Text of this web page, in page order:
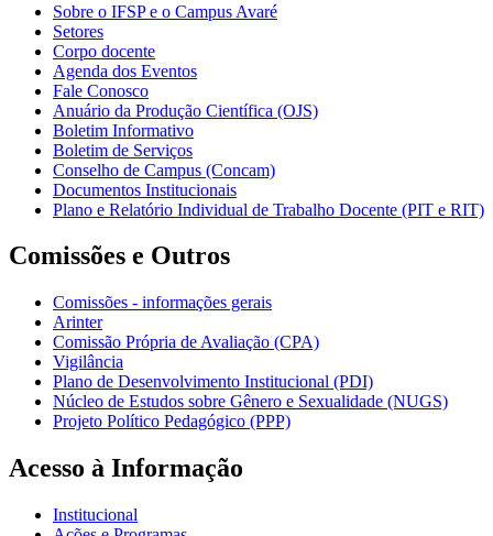
Sobre o IFSP e o Campus Avaré
Setores
Corpo docente
Agenda dos Eventos
Fale Conosco
Anuário da Produção Científica (OJS)
Boletim Informativo
Boletim de Serviços
Conselho de Campus (Concam)
Documentos Institucionais
Plano e Relatório Individual de Trabalho Docente (PIT e RIT)
Comissões e Outros
Comissões - informações gerais
Arinter
Comissão Própria de Avaliação (CPA)
Vigilância
Plano de Desenvolvimento Institucional (PDI)
Núcleo de Estudos sobre Gênero e Sexualidade (NUGS)
Projeto Político Pedagógico (PPP)
Acesso à Informação
Institucional